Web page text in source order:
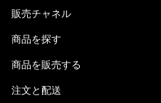
販売チャネル
商品を探す
商品を販売する
注文と配送